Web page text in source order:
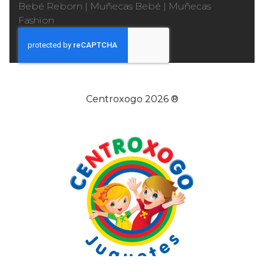
Bebé Reborn | Muñecas Bebé | Muñecas
Fashion
Centroxogo 2026 ®